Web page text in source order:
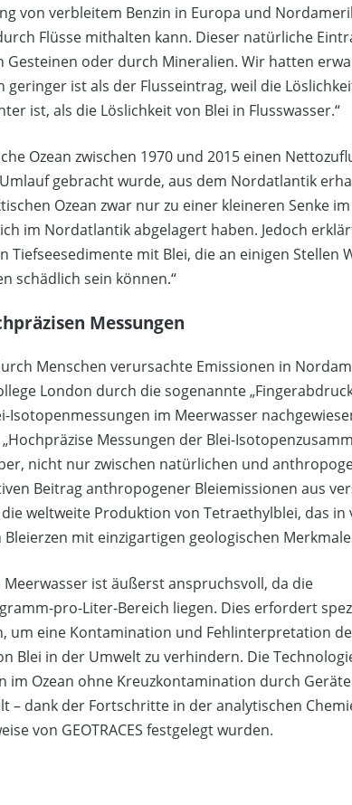
von verbleitem Benzin in Europa und
Flüsse mithalten kann. Dieser natürliche
oder durch Mineralien. Wir hatten
ist als der Flusseintrag, weil die
ist, als die Löslichkeit von Blei in Flusswasser.“
Ozean zwischen 1970 und 2015 einen
gebracht wurde, aus dem Nordatlantik
Ozean zwar nur zu einer kleineren Senke
im Nordatlantik abgelagert haben. Jedoch
mit Blei, die an einigen Stellen
schädlich sein können.“
Messungen
Menschen verursachte Emissionen in
London durch die sogenannte
im Meerwasser
Messungen der Blei-
nicht nur zwischen natürlichen und
Beitrag anthropogener Bleiemissionen aus
weltweite Produktion von Tetraethylblei, das in
mit einzigartigen geologischen
ist äußerst anspruchsvoll, da die
pro-Liter-Bereich liegen. Dies erfordert
um eine Kontamination und Fehlinterpretation
Blei in der Umwelt zu verhindern. Die
im Ozean ohne Kreuzkontamination durch
– dank der Fortschritte in der analytischen
von GEOTRACES festgelegt wurden.